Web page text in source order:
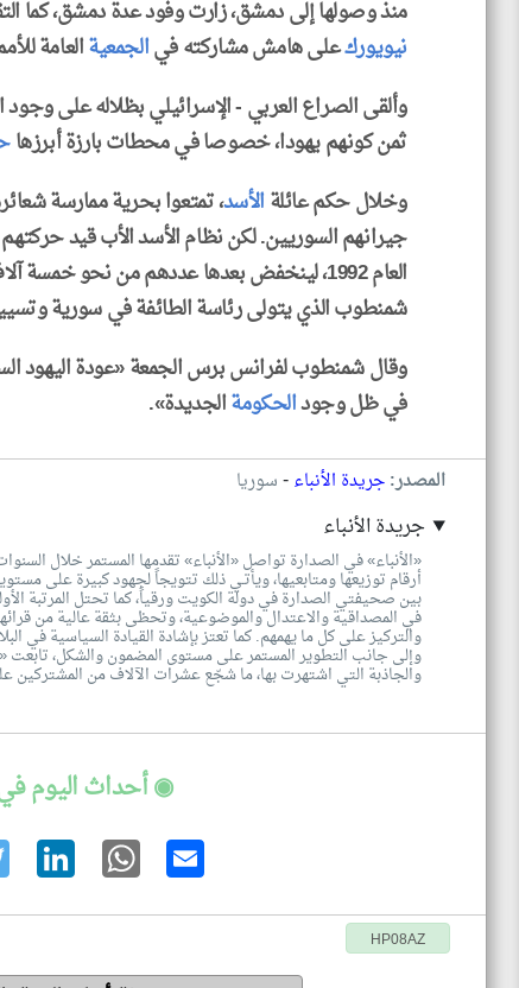
منذ وصولها إلى دمشق، زارت وفود عدة دمشق، كما
نيويوركعلى هامش مشاركته فيالجمعيةالعامة
وألقى الصراع العربي - الإسرائيلي بظلاله على وجود
ثمن كونهم يهودا، خصوصا في محطات بارزة أبرزها
وخلال حكم عائلةالأسد، تمتعوا بحرية ممارسة
جيرانهم السوريين. لكن نظام الأسد الأب قيد
العام 1992، لينخفض بعدها عددهم من نحو
شمنطوب الذي يتولى رئاسة الطائفة في سورية
وقال شمنطوب لفرانس برس الجمعة «عودة اليهود
في ظل وجودالحكومةالجديدة».
المصدر:جريدة الأنباء-سوريا
جريدة الأنباء
«الأنباء» في الصدارة تواصل «الأنباء» تقدمها المستمر خلال
أرقام توزيعها ومتابعيها، ويأتـي ذلك تتويجاً لجهود كبيرة على
بين صحيفتي الصدارة في دولة الكويت ورقياً، كما تحتل المرتبة
في المصداقية والاعتدال والموضوعية، وتحظى بثقة عالية من
والتركيز على كل ما يهمهم. كما تعتز بإشادة القيادة السياسية في
وإلى جانب التطوير المستمر على مستوى المضمون والشكل، تابعت
والجاذبة التي اشتهرت بها، ما شجّع عشرات الآلاف من المشتركين
◉ أحداث اليوم
HP08AZ